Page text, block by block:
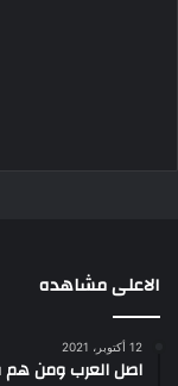
الاعلى مشاهده
12 أكتوبر، 2021
اصل العرب ومن هم